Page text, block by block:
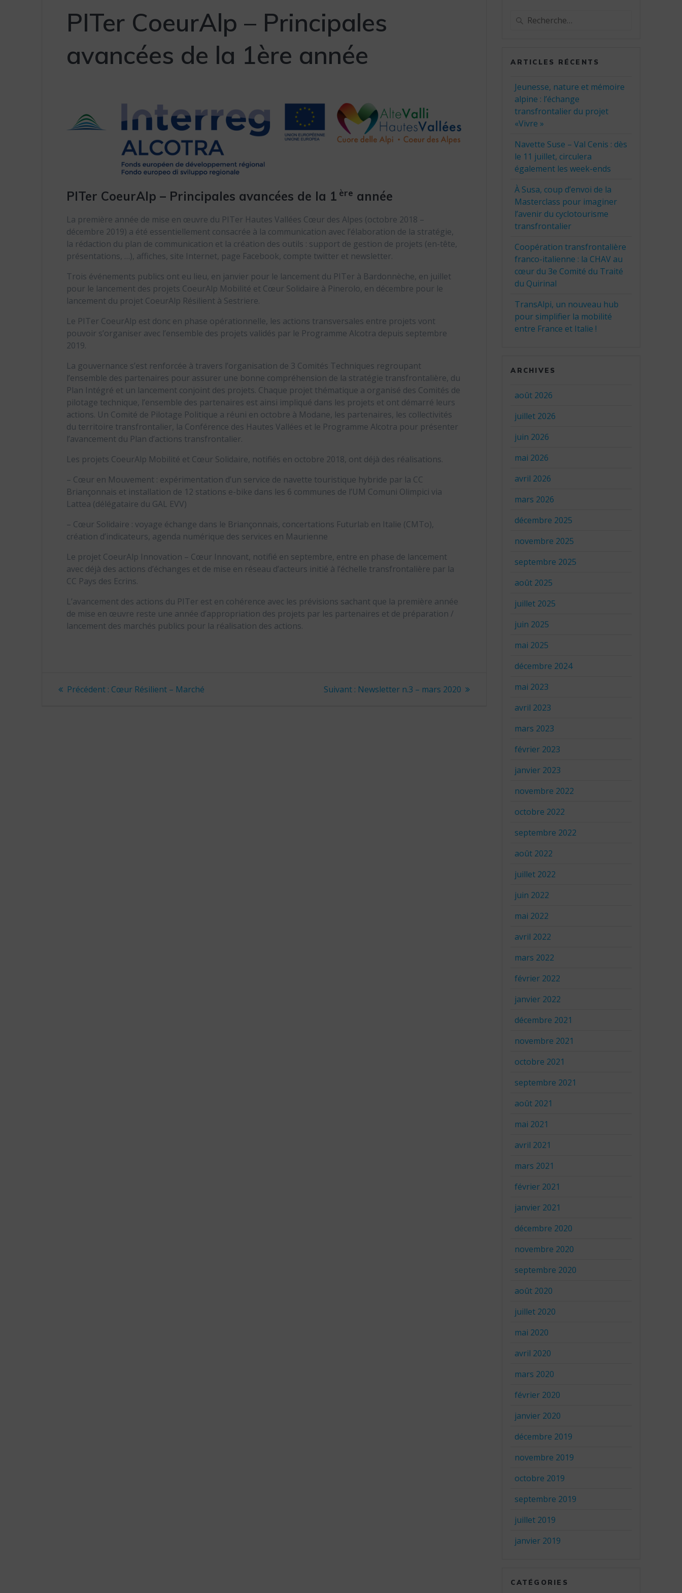
PITer CoeurAlp – Principales
avancées de la 1ère année
PITer CoeurAlp – Principales avancées de la 1 ère année
La première année de mise en œuvre du PITer Hautes Vallées Cœur des Alpes (octobre 2018 –
décembre 2019) a été essentiellement consacrée à la communication avec l’élaboration de la stratégie,
la rédaction du plan de communication et la création des outils : support de gestion de projets (en-tête,
présentations, …), affiches, site Internet, page Facebook, compte twitter et newsletter.
Trois événements publics ont eu lieu, en janvier pour le lancement du PITer à Bardonnèche, en juillet
pour le lancement des projets CoeurAlp Mobilité et Cœur Solidaire à Pinerolo, en décembre pour le
lancement du projet CoeurAlp Résilient à Sestriere.
Le PITer CoeurAlp est donc en phase opérationnelle, les actions transversales entre projets vont
pouvoir s’organiser avec l’ensemble des projets validés par le Programme Alcotra depuis septembre
2019.
La gouvernance s’est renforcée à travers l’organisation de 3 Comités Techniques regroupant
l’ensemble des partenaires pour assurer une bonne compréhension de la stratégie transfrontalière, du
Plan Intégré et un lancement conjoint des projets. Chaque projet thématique a organisé des Comités de
pilotage technique, l’ensemble des partenaires est ainsi impliqué dans les projets et ont démarré leurs
actions. Un Comité de Pilotage Politique a réuni en octobre à Modane, les partenaires, les collectivités
du territoire transfrontalier, la Conférence des Hautes Vallées et le Programme Alcotra pour présenter
l’avancement du Plan d’actions transfrontalier.
Les projets CoeurAlp Mobilité et Cœur Solidaire, notifiés en octobre 2018, ont déjà des réalisations.
– Cœur en Mouvement : expérimentation d’un service de navette touristique hybride par la CC
Briançonnais et installation de 12 stations e-bike dans les 6 communes de l’UM Comuni Olimpici via
Lattea (délégataire du GAL EVV)
– Cœur Solidaire : voyage échange dans le Briançonnais, concertations Futurlab en Italie (CMTo),
création d’indicateurs, agenda numérique des services en Maurienne
Le projet CoeurAlp Innovation – Cœur Innovant, notifié en septembre, entre en phase de lancement
avec déjà des actions d’échanges et de mise en réseau d’acteurs initié à l’échelle transfrontalière par la
CC Pays des Ecrins.
L’avancement des actions du PITer est en cohérence avec les prévisions sachant que la première année
de mise en œuvre reste une année d’appropriation des projets par les partenaires et de préparation /
lancement des marchés publics pour la réalisation des actions.
Navigation
Précédent : Article
Cœur Résilient – Marché Suivant : Article
Newsletter n.3 – mars 2020
Recherche
pour
ARTICLES RÉCENTS
Jeunesse, nature et mémoire
alpine : l’échange
transfrontalier du projet
«Vivre »
Navette Suse – Val Cenis : dès
le 11 juillet, circulera
également les week-ends
À Susa, coup d’envoi de la
Masterclass pour imaginer
l’avenir du cyclotourisme
transfrontalier
Coopération transfrontalière
franco-italienne : la CHAV au
cœur du 3e Comité du Traité
du Quirinal
TransAlpi, un nouveau hub
pour simplifier la mobilité
entre France et Italie !
ARCHIVES
août 2026
juillet 2026
juin 2026
mai 2026
avril 2026
mars 2026
décembre 2025
novembre 2025
septembre 2025
août 2025
juillet 2025
juin 2025
mai 2025
décembre 2024
mai 2023
avril 2023
mars 2023
février 2023
janvier 2023
novembre 2022
octobre 2022
septembre 2022
août 2022
juillet 2022
juin 2022
mai 2022
avril 2022
mars 2022
février 2022
janvier 2022
décembre 2021
novembre 2021
octobre 2021
septembre 2021
août 2021
mai 2021
avril 2021
mars 2021
février 2021
janvier 2021
décembre 2020
novembre 2020
septembre 2020
août 2020
juillet 2020
mai 2020
avril 2020
mars 2020
février 2020
janvier 2020
décembre 2019
novembre 2019
octobre 2019
septembre 2019
juillet 2019
janvier 2019
CATÉGORIES